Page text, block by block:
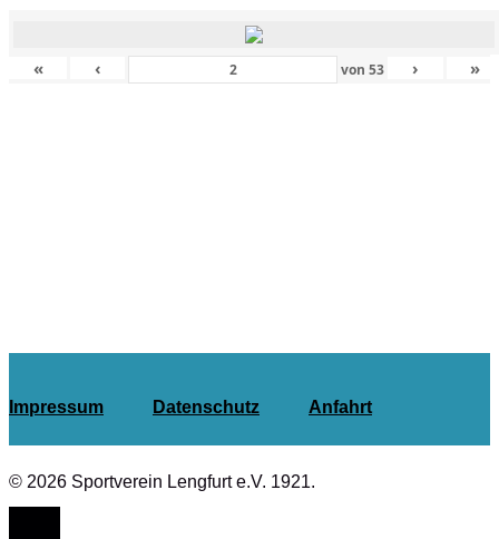
« ‹ von53 › »
Impressum Datenschutz Anfahrt
© 2026 Sportverein Lengfurt e.V. 1921.